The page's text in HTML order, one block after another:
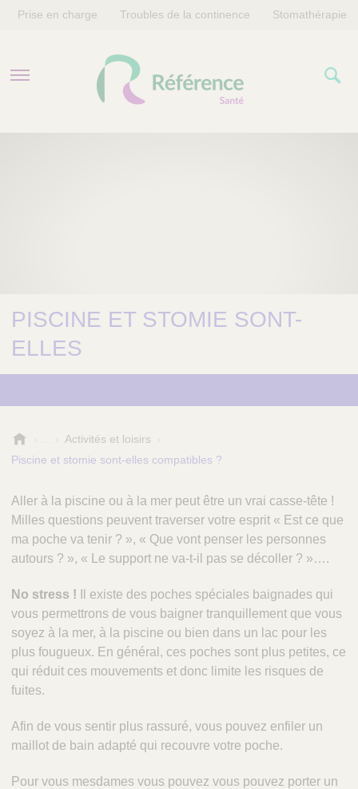
Prise en charge Troubles de la continence Stomathérapie
PISCINE ET STOMIE SONT-
ELLES
é
r
e
n
c
S
n
t
é
Activités et loisirs
Piscine et stomie sont-elles compatibles ?
Aller à la piscine ou à la mer peut être un vrai casse-tête !
Milles questions peuvent traverser votre esprit « Est ce que
ma poche va tenir ? », « Que vont penser les personnes
autours ? », « Le support ne va-t-il pas se décoller ? »….
No stress ! Il existe des poches spéciales baignades qui
vous permettrons de vous baigner tranquillement que vous
soyez à la mer, à la piscine ou bien dans un lac pour les
plus fougueux. En général, ces poches sont plus petites, ce
qui réduit ces mouvements et donc limite les risques de
fuites.
Afin de vous sentir plus rassuré, vous pouvez enfiler un
maillot de bain adapté qui recouvre votre poche.
Pour vous mesdames vous pouvez vous pouvez porter un